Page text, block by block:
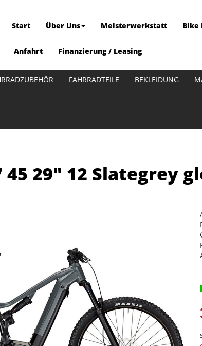
Start Über Uns Meisterwerkstatt Bike
Anfahrt Finanzierung / Leasing
FAHRRADTEILE BEKLEIDUNG
45 29" 12 Slategrey